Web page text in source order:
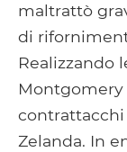
maltrattò
di
Realizzando
contrattacchi
Zelanda. In